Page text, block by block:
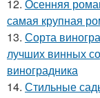
12. Осенняя
самая крупная
13. Сорта
лучших винных
виноградника
14. Стильные